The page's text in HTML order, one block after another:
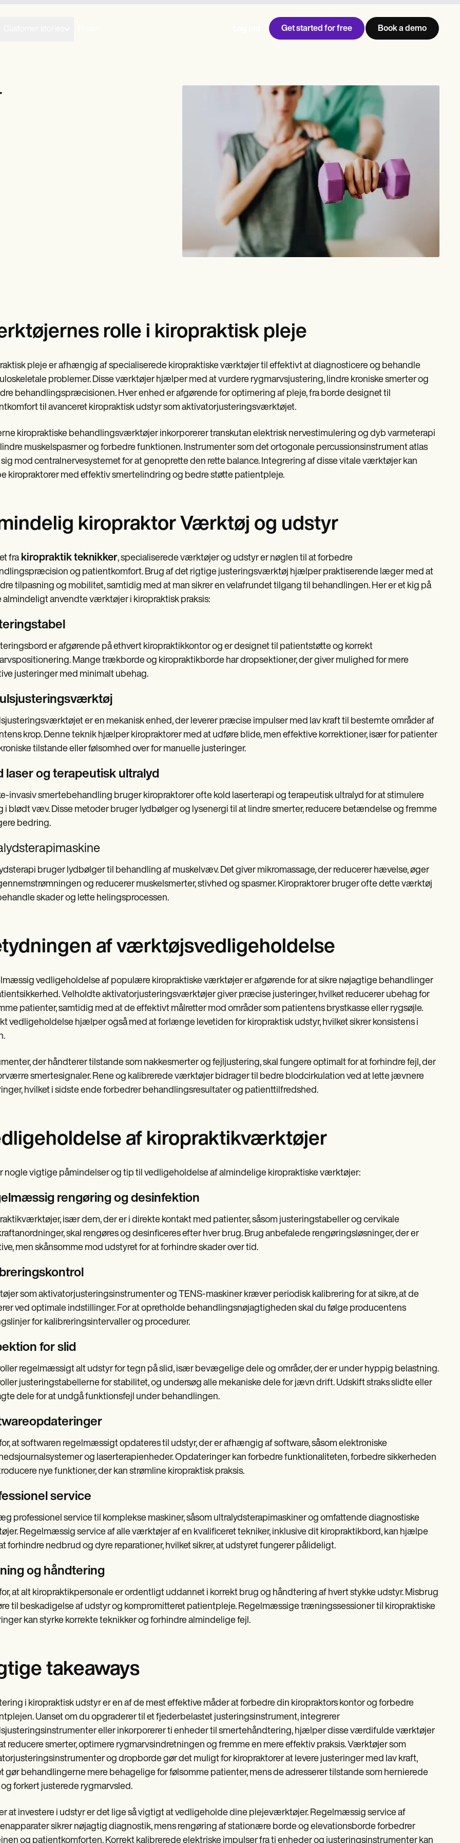
Get started for free Book a demo
rolle i kiropraktisk pleje
pleje er afhængig af specialiserede kiropraktiske værktøjer til effektivt at diagnosticere og behandle
problemer. Disse værktøjer hjælper med at vurdere rygmarvsjustering, lindre kroniske smerter og
behandlingspræcisionen. Hver enhed er afgørende for optimering af pleje, fra borde designet til
til avanceret kiropraktisk udstyr som aktivatorjusteringsværktøjet.
kiropraktiske behandlingsværktøjer inkorporerer transkutan elektrisk nervestimulering og dyb varmeterapi
muskelspasmer og forbedre funktionen. Instrumenter som det ortogonale percussionsinstrument atlas
sig mod centralnervesystemet for at genoprette den rette balance. Integrering af disse vitale værktøjer kan
kiropraktorer med effektiv smertelindring og bedre støtte patientpleje.
kiropraktor Værktøj og udstyr
fra kiropraktik teknikker, specialiserede værktøjer og udstyr er nøglen til at forbedre
og patientkomfort. Brug af det rigtige justeringsværktøj hjælper praktiserende læger med at
tilpasning og mobilitet, samtidig med at man sikrer en velafrundet tilgang til behandlingen. Her er et kig på
almindeligt anvendte værktøjer i kiropraktisk praksis:
er afgørende på ethvert kiropraktikkontor og er designet til patientstøtte og korrekt
Mange trækborde og kiropraktikborde har dropsektioner, der giver mulighed for mere
justeringer med minimalt ubehag.
er en mekanisk enhed, der leverer præcise impulser med lav kraft til bestemte områder af
krop. Denne teknik hjælper kiropraktorer med at udføre blide, men effektive korrektioner, især for patienter
tilstande eller følsomhed over for manuelle justeringer.
laser og terapeutisk ultralyd
invasiv smertebehandling bruger kiropraktorer ofte kold laserterapi og terapeutisk ultralyd for at stimulere
i blødt væv. Disse metoder bruger lydbølger og lysenergi til at lindre smerter, reducere betændelse og fremme
bedring.
bruger lydbølger til behandling af muskelvæv. Det giver mikromassage, der reducerer hævelse, øger
og reducerer muskelsmerter, stivhed og spasmer. Kiropraktorer bruger ofte dette værktøj
skader og lette helingsprocessen.
af værktøjsvedligeholdelse
vedligeholdelse af populære kiropraktiske værktøjer er afgørende for at sikre nøjagtige behandlinger
Velholdte aktivatorjusteringsværktøjer giver præcise justeringer, hvilket reducerer ubehag for
patienter, samtidig med at de effektivt målretter mod områder som patientens brystkasse eller rygsøjle.
vedligeholdelse hjælper også med at forlænge levetiden for kiropraktisk udstyr, hvilket sikrer konsistens i
der håndterer tilstande som nakkesmerter og fejljustering, skal fungere optimalt for at forhindre fejl, der
smertesignaler. Rene og kalibrerede værktøjer bidrager til bedre blodcirkulation ved at lette jævnere
hvilket i sidste ende forbedrer behandlingsresultater og patienttilfredshed.
af kiropraktikværktøjer
nogle vigtige påmindelser og tip til vedligeholdelse af almindelige kiropraktiske værktøjer:
rengøring og desinfektion
især dem, der er i direkte kontakt med patienter, såsom justeringstabeller og cervikale
skal rengøres og desinficeres efter hver brug. Brug anbefalede rengøringsløsninger, der er
men skånsomme mod udstyret for at forhindre skader over tid.
som aktivatorjusteringsinstrumenter og TENS-maskiner kræver periodisk kalibrering for at sikre, at de
ved optimale indstillinger. For at opretholde behandlingsnøjagtigheden skal du følge producentens
for kalibreringsintervaller og procedurer.
for slid
regelmæssigt alt udstyr for tegn på slid, især bevægelige dele og områder, der er under hyppig belastning.
justeringstabellerne for stabilitet, og undersøg alle mekaniske dele for jævn drift. Udskift straks slidte eller
dele for at undgå funktionsfejl under behandlingen.
at softwaren regelmæssigt opdateres til udstyr, der er afhængig af software, såsom elektroniske
og laserterapienheder. Opdateringer kan forbedre funktionaliteten, forbedre sikkerheden
nye funktioner, der kan strømline kiropraktisk praksis.
service
professionel service til komplekse maskiner, såsom ultralydsterapimaskiner og omfattende diagnostiske
Regelmæssig service af alle værktøjer af en kvalificeret tekniker, inklusive dit kiropraktikbord, kan hjælpe
forhindre nedbrud og dyre reparationer, hvilket sikrer, at udstyret fungerer pålideligt.
og håndtering
at alt kiropraktikpersonale er ordentligt uddannet i korrekt brug og håndtering af hvert stykke udstyr. Misbrug
til beskadigelse af udstyr og kompromitteret patientpleje. Regelmæssige træningssessioner til kiropraktiske
kan styrke korrekte teknikker og forhindre almindelige fejl.
takeaways
i kiropraktisk udstyr er en af de mest effektive måder at forbedre din kiropraktors kontor og forbedre
Uanset om du opgraderer til et fjederbelastet justeringsinstrument, integrerer
eller inkorporerer ti enheder til smertehåndtering, hjælper disse værdifulde værktøjer
reducere smerter, optimere rygmarvsindretningen og fremme en mere effektiv praksis. Værktøjer som
og dropborde gør det muligt for kiropraktorer at levere justeringer med lav kraft,
gør behandlingerne mere behagelige for følsomme patienter, mens de adresserer tilstande som hernierede
forkert justerede rygmarvsled.
at investere i udstyr er det lige så vigtigt at vedligeholde dine plejeværktøjer. Regelmæssig service af
sikrer nøjagtig diagnostik, mens rengøring af stationære borde og elevationsborde forbedrer
og patientkomforten. Korrekt kalibrerede elektriske impulser fra ti enheder og justeringsinstrumenter kan